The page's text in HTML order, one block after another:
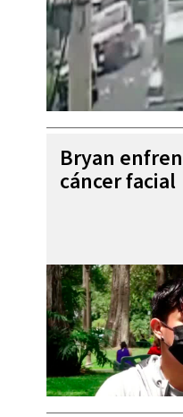
Bryan
cáncer facial